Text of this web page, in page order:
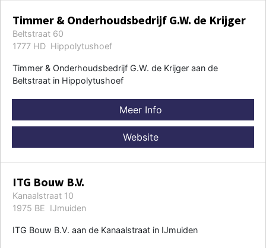
Timmer & Onderhoudsbedrijf G.W. de Krijger
Beltstraat 60
1777 HD Hippolytushoef
Timmer & Onderhoudsbedrijf G.W. de Krijger aan de
Beltstraat in Hippolytushoef
Meer Info
Website
ITG Bouw B.V.
Kanaalstraat 10
1975 BE IJmuiden
ITG Bouw B.V. aan de Kanaalstraat in IJmuiden